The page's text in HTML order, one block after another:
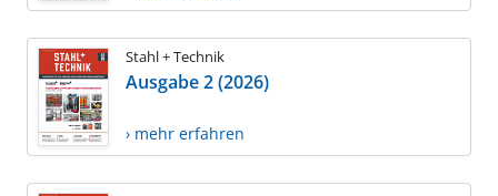
Stahl + Technik
Ausgabe 2 (2026)
› mehr erfahren